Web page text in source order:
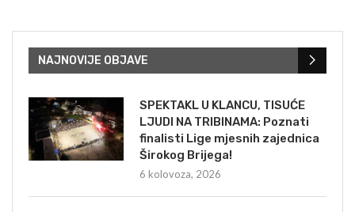
NAJNOVIJE OBJAVE
SPEKTAKL U KLANCU, TISUĆE
LJUDI NA TRIBINAMA: Poznati
finalisti Lige mjesnih zajednica
Širokog Brijega!
6 kolovoza, 2026